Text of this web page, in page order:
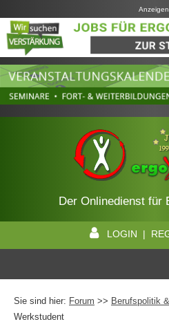
Der Onlinedienst für
LOGIN |
Sie sind hier: Forum >> Berufspolitik
Werkstudent